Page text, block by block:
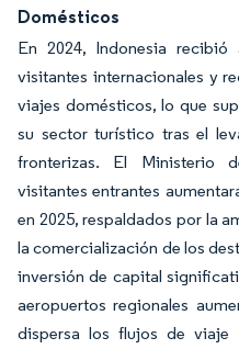
Domésticos
En 2024, Indonesia
visitantes internacionales y
viajes domésticos, lo que
su sector turístico tras el
fronterizas. El Ministerio
visitantes entrantes
en 2025, respaldados por la
la comercialización de los
inversión de capital
aeropuertos regionales
dispersa los flujos de